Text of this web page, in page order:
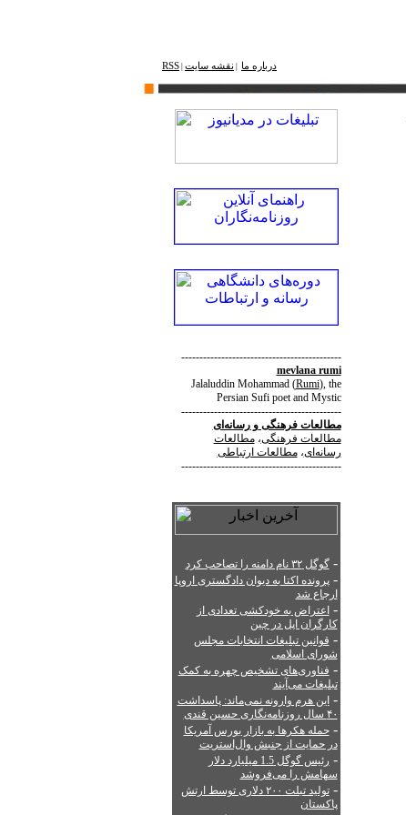
درباره ما نقشه ‌سایت RSS
--------------------------------------------
mevlana rumi
Jalaluddin Mohammad(Rumi), the
Persian Sufi poet and Mystic
--------------------------------------------
مطالعات فرهنگیورسانه‌ای
مطالعات فرهنگی،مطالعات
رسانه‌ای،مطالعات ارتباطی
--------------------------------------------
-گوگل ۳۲ نام دامنه را تصاحب کرد
-پرونده اکتا به دیوان دادگستری اروپا
ارجاع شد
- اعتراض به خودکشی تعدادی از
کارگران اپل در چین
- قوانین تبلیغات انتخابات مجلس
شورای اسلامی
- فناوری‌های تشخیص چهره به کمک
تبلیغات می‌آیند
-این هرم وارونه نمی‌ماند: پاسداشت
۴۰ سال روزنامه‌نگاری حسین قندی
-حمله هکرها به بازار بورس آمریکا
در حمایت از جنبش وال‌استریت
-
رئیس گوگل 1.5 میلیارد دلار
سهامش را می‌فروشد
-
تولید تبلت ۲۰۰ دلاری توسط ارتش
پاکستان